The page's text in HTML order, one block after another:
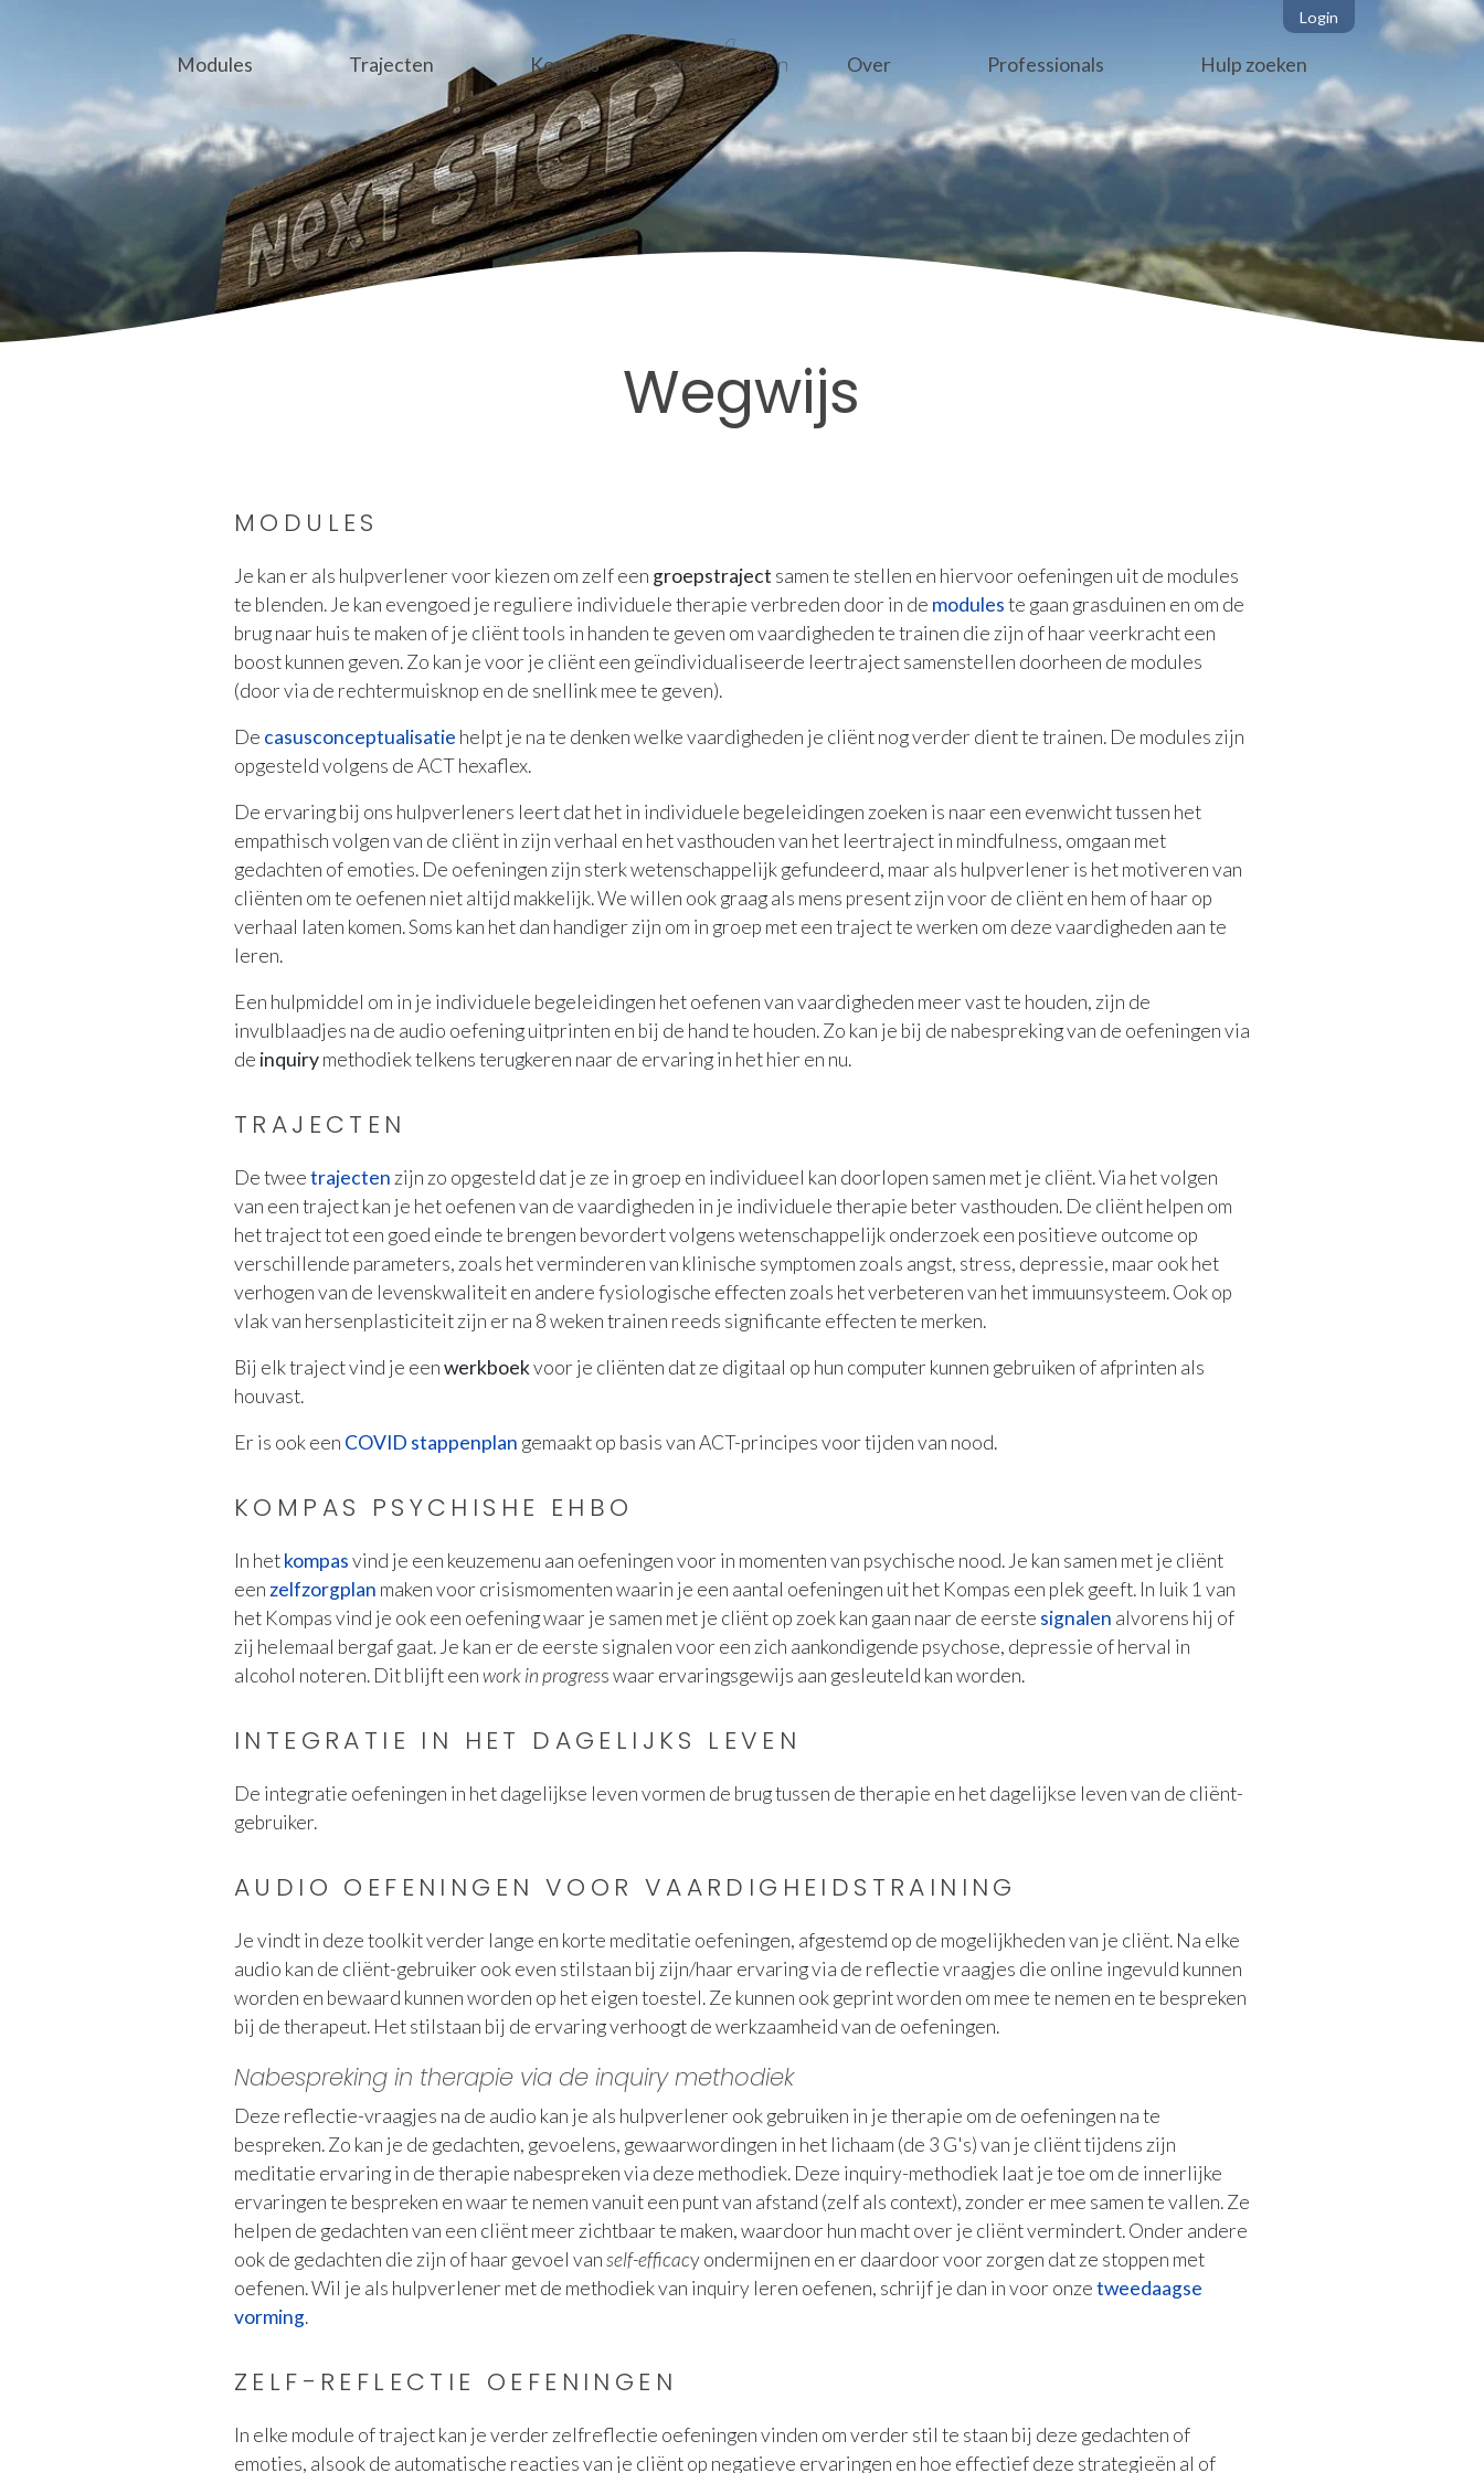
Login
Modules Trajecten Kompas Over Professionals Hulp zoeken
Wegwijs
MODULES
Je kan er als hulpverlener voor kiezen om zelf een groepstraject samen te stellen en hiervoor oefeningen uit de modules
te blenden. Je kan evengoed je reguliere individuele therapie verbreden door in de moduleste gaan grasduinen en om de
brug naar huis te maken of je cliënt tools in handen te geven om vaardigheden te trainen die zijn of haar veerkracht een
boost kunnen geven. Zo kan je voor je cliënt een geïndividualiseerde leertraject samenstellen doorheen de modules
(door via de rechtermuisknop en de snellink mee te geven).
De casusconceptualisatie helpt je na te denken welke vaardigheden je cliënt nog verder dient te trainen. De modules zijn
opgesteld volgens de ACT hexaflex.
De ervaring bij ons hulpverleners leert dat het in individuele begeleidingen zoeken is naar een evenwicht tussen het
empathisch volgen van de cliënt in zijn verhaal en het vasthouden van het leertraject in mindfulness, omgaan met
gedachten of emoties. De oefeningen zijn sterk wetenschappelijk gefundeerd, maar als hulpverlener is het motiveren van
cliënten om te oefenen niet altijd makkelijk. We willen ook graag als mens present zijn voor de cliënt en hem of haar op
verhaal laten komen. Soms kan het dan handiger zijn om in groep met een traject te werken om deze vaardigheden aan te
leren.
Een hulpmiddel om in je individuele begeleidingen het oefenen van vaardigheden meer vast te houden, zijn de
invulblaadjes na de audio oefening uitprinten en bij de hand te houden. Zo kan je bij de nabespreking van de oefeningen via
de inquirymethodiek telkens terugkeren naar de ervaring in het hier en nu.
TRAJECTEN
De tweetrajecten zijn zo opgesteld dat je ze in groep en individueel kan doorlopen samen met je cliënt. Via het volgen
van een traject kan je het oefenen van de vaardigheden in je individuele therapie beter vasthouden. De cliënt helpen om
het traject tot een goed einde te brengen bevordert volgens wetenschappelijk onderzoek een positieve outcome op
verschillende parameters, zoals het verminderen van klinische symptomen zoals angst, stress, depressie, maar ook het
verhogen van de levenskwaliteit en andere fysiologische effecten zoals het verbeteren van het immuunsysteem. Ook op
vlak van hersenplasticiteit zijn er na 8 weken trainen reeds significante effecten te merken.
Bij elk traject vind je eenwerkboekvoor je cliënten dat ze digitaal op hun computer kunnen gebruiken of afprinten als
houvast.
Er is ook een COVID stappenplan gemaakt op basis van ACT-principes voor tijden van nood.
KOMPAS PSYCHISHE EHBO
In hetkompasvind je een keuzemenu aan oefeningen voor in momenten van psychische nood. Je kan samen met je cliënt
een zelfzorgplan maken voor crisismomenten waarin je een aantal oefeningen uit het Kompas een plek geeft. In luik 1 van
het Kompas vind je ook een oefening waar je samen met je cliënt op zoek kan gaan naar de eerste signalen alvorens hij of
zij helemaal bergaf gaat. Je kan er de eerste signalen voor een zich aankondigende psychose, depressie of herval in
alcohol noteren. Dit blijft eenwork in progress waar ervaringsgewijs aan gesleuteld kan worden.
INTEGRATIE IN HET DAGELIJKS LEVEN
De integratie oefeningen in het dagelijkse leven vormen de brug tussen de therapie en het dagelijkse leven van de cliënt-
gebruiker.
AUDIO OEFENINGEN VOOR VAARDIGHEIDSTRAINING
Je vindt in deze toolkit verder lange en korte meditatie oefeningen, afgestemd op de mogelijkheden van je cliënt. Na elke
audio kan de cliënt-gebruiker ook even stilstaan bij zijn/haar ervaring via de reflectie vraagjes die online ingevuld kunnen
worden en bewaard kunnen worden op het eigen toestel. Ze kunnen ook geprint worden om mee te nemen en te bespreken
bij de therapeut. Het stilstaan bij de ervaring verhoogt de werkzaamheid van de oefeningen.
Nabespreking in therapie via de inquirymethodiek
Deze reflectie-vraagjes na de audio kan je als hulpverlener ook gebruiken in je therapie om de oefeningen na te
bespreken. Zo kan je de gedachten, gevoelens, gewaarwordingen in het lichaam (de 3 G's) van je cliënt tijdens zijn
meditatie ervaring in de therapie nabespreken via deze methodiek. Deze inquiry-methodiek laat je toe om de innerlijke
ervaringen te bespreken en waar te nemen vanuit een punt van afstand (zelf als context), zonder er mee samen te vallen. Ze
helpen de gedachten van een cliënt meer zichtbaar te maken, waardoor hun macht over je cliënt vermindert. Onder andere
ook de gedachten die zijn of haar gevoel vanself-efficacy ondermijnen en er daardoor voor zorgen dat ze stoppen met
oefenen. Wil je als hulpverlener met de methodiek van inquiry leren oefenen, schrijf je dan in voor onzetweedaagse
vorming.
ZELF-REFLECTIE OEFENINGEN
In elke module of traject kan je verder zelfreflectie oefeningen vinden om verder stil te staan bij deze gedachten of
emoties, alsook de automatische reacties van je cliënt op negatieve ervaringen en hoe effectief deze strategieën al of